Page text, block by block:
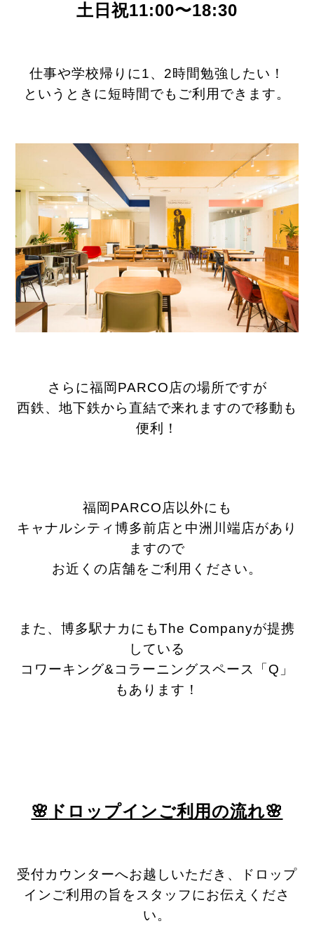
土日祝11:00〜18:30
仕事や学校帰りに1、2時間勉強したい！
というときに短時間でもご利用できます。
さらに福岡PARCO店の場所ですが
西鉄、地下鉄から直結で来れますので移動も
便利！
福岡PARCO店以外にも
キャナルシティ博多前店と中洲川端店があり
ますので
お近くの店舗をご利用ください。
また、博多駅ナカにもThe Companyが提携
している
コワーキング&コラーニングスペース「Q」
もあります！
🌸 ドロップインご利用の流れ🌸
受付カウンターへお越しいただき、ドロップ
インご利用の旨をスタッフにお伝えくださ
い。